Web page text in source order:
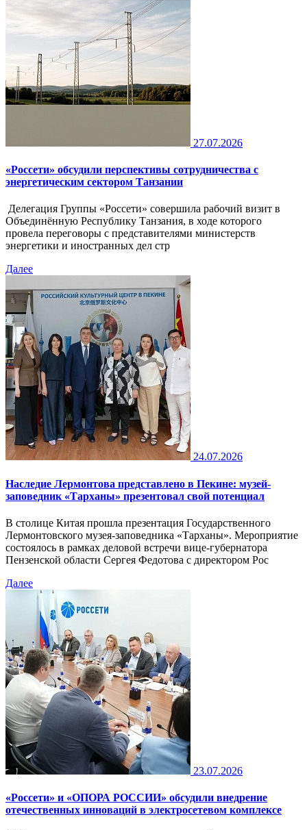
27.07.2026
«Россети» обсудили перспективы сотрудничества с
энергетическим сектором Танзании
Делегация Группы «Россети» совершила рабочий визит в
Объединённую Республику Танзания, в ходе которого
провела переговоры с представителями министерств
энергетики и иностранных дел стр
Далее
24.07.2026
Наследие Лермонтова представлено в Пекине: музей-
заповедник «Тарханы» презентовал свой потенциал
В столице Китая прошла презентация Государственного
Лермонтовского музея-заповедника «Тарханы». Мероприятие
состоялось в рамках деловой встречи вице-губернатора
Пензенской области Сергея Федотова с директором Рос
Далее
23.07.2026
«Россети» и «ОПОРА РОССИИ» обсудили внедрение
отечественных инноваций в электросетевом комплексе